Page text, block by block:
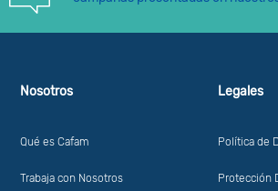
Nosotros
Qué es Cafam
Trabaja con Nosotros
Legales
Política de
Protección